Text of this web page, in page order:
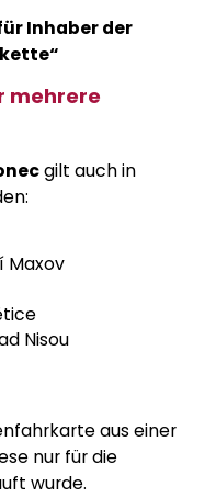
Inhaber der
mehrere
gilt auch in
Maxov
Nisou
aus einer
nur für die
wurde.